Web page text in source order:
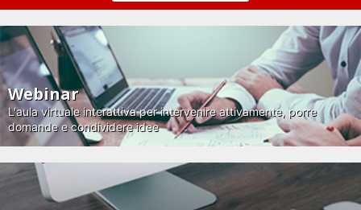
Webinar
L'aula virtuale interattiva per intervenire attivamente, porre
domande e condividere idee